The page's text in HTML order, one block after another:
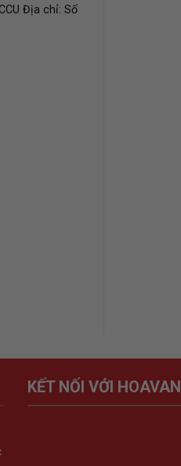
Địa chỉ: Số
KẾT NỐI VỚI HOAVAN